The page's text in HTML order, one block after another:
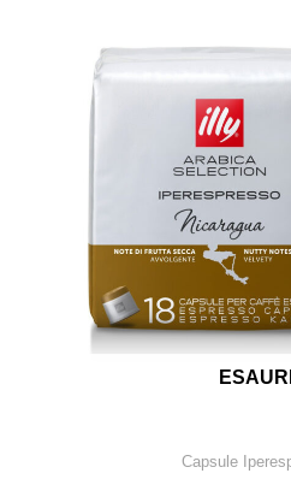
Capsule